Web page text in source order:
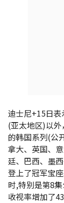
迪士尼+15日表
(亚太地区)以
的韩国系列(公
拿大、英国、
廷、巴西、墨
登上了冠军宝
时,特别是第8
收视率增加了